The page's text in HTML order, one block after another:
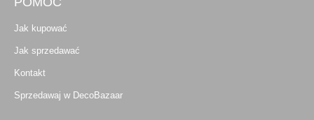
Jak kupować
Jak sprzedawać
Kontakt
Sprzedawaj w DecoBazaar